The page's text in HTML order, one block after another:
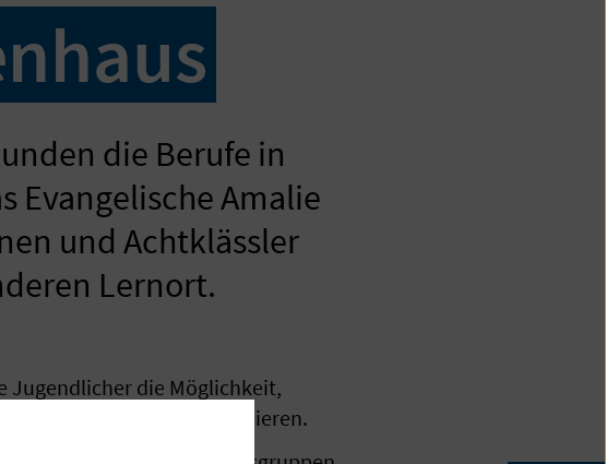
die Berufe in
Evangelische Amalie
und Achtklässler
Lernort.
Jugendlicher die Möglichkeit,
selbst aktiv auszuprobieren.